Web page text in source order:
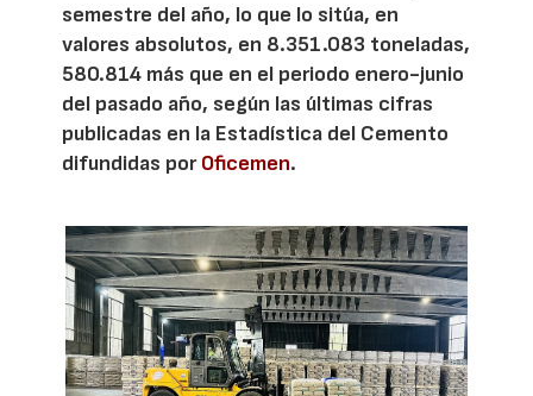
semestre del año, lo que lo sitúa, en
valores absolutos, en 8.351.083 toneladas,
580.814 más que en el periodo enero-junio
del pasado año, según las últimas cifras
publicadas en la Estadística del Cemento
difundidas porOficemen.